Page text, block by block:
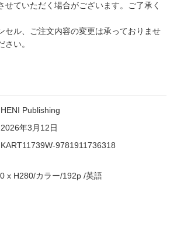
せていただく場合がございます。ご了承く
セル、ご注文内容の変更は承っておりませ
い。
HENI Publishing
2026年3月12日
KART11739W-9781911736318
x H280/カラー/192p /英語